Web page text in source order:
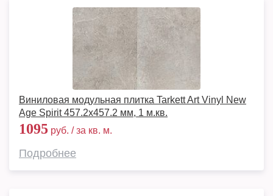
Виниловая модульная плитка Tarkett Art Vinyl New
Age Spirit 457.2x457.2 мм, 1 м.кв.
1095 руб. / за кв. м.
Подробнее